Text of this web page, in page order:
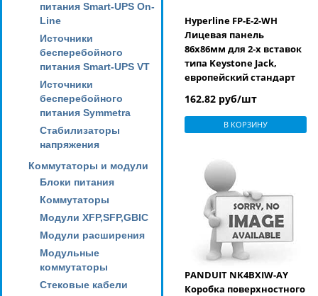
питания Smart-UPS On-
Line
Источники
бесперебойного
питания Smart-UPS VT
Источники
бесперебойного
питания Symmetra
Стабилизаторы
напряжения
Коммутаторы и модули
Блоки питания
Коммутаторы
Модули XFP,SFP,GBIC
Модули расширения
Модульные
коммутаторы
Стековые кабели
Hyperline FP-E-2-WH
Лицевая панель
86х86мм для 2-х вставок
типа Keystone Jack,
европейский стандарт
162.82 руб/шт
В КОРЗИНУ
PANDUIT NK4BXIW-AY
Коробка поверхностного